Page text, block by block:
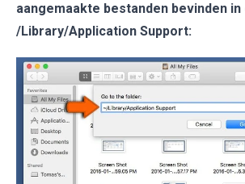
aangemaakte bestanden bevinden in
/Library/Application Support: